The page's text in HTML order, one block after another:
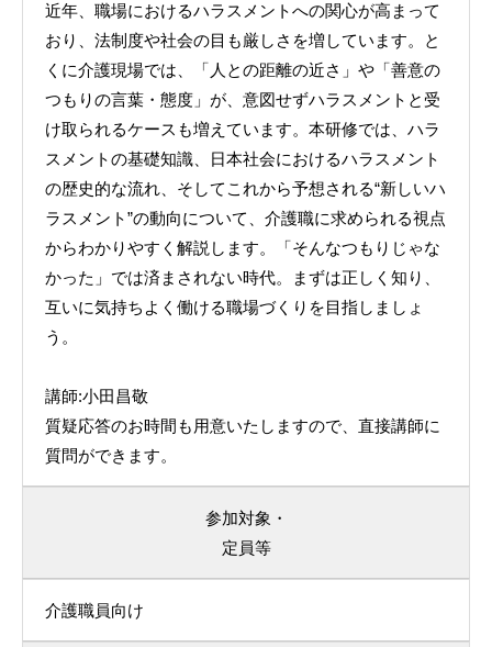
近年、職場におけるハラスメントへの関心が高まって
おり、法制度や社会の目も厳しさを増しています。と
くに介護現場では、「人との距離の近さ」や「善意の
つもりの言葉・態度」が、意図せずハラスメントと受
け取られるケースも増えています。本研修では、ハラ
スメントの基礎知識、日本社会におけるハラスメント
の歴史的な流れ、そしてこれから予想される“新しいハ
ラスメント”の動向について、介護職に求められる視点
からわかりやすく解説します。「そんなつもりじゃな
かった」では済まされない時代。まずは正しく知り、
互いに気持ちよく働ける職場づくりを目指しましょ
う。
講師:小田昌敬
質疑応答のお時間も用意いたしますので、直接講師に
質問ができます。
参加対象・
定員等
介護職員向け